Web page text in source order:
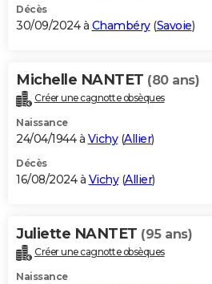
Décès
30/09/2024 à Chambéry(Savoie)
Michelle NANTET (80 ans)
Créer une cagnotte obsèques
Naissance
24/04/1944 à Vichy(Allier)
Décès
16/08/2024 à Vichy(Allier)
Juliette NANTET (95 ans)
Créer une cagnotte obsèques
Naissance